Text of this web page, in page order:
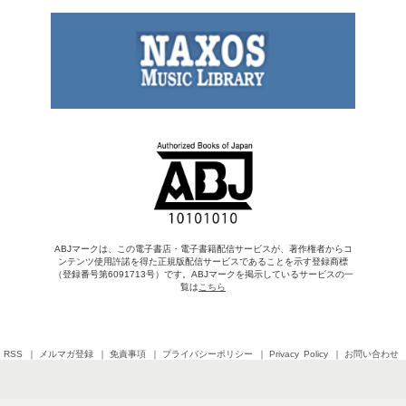
ABJマークは、この電子書店・電子書籍配信サービスが、著作権者からコ
ンテンツ使用許諾を得た正規版配信サービスであることを示す登録商標
（登録番号第6091713号）です。ABJマークを掲示しているサービスの一
覧は こちら
RSS メルマガ登録 免責事項 プライバシーポリシー Privacy Policy お問い合わせ